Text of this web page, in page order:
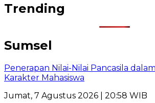
Trending
Sumsel
Penerapan Nilai-Nilai Pancasila
Karakter Mahasiswa
Jumat, 7 Agustus 2026 | 20:58 WIB